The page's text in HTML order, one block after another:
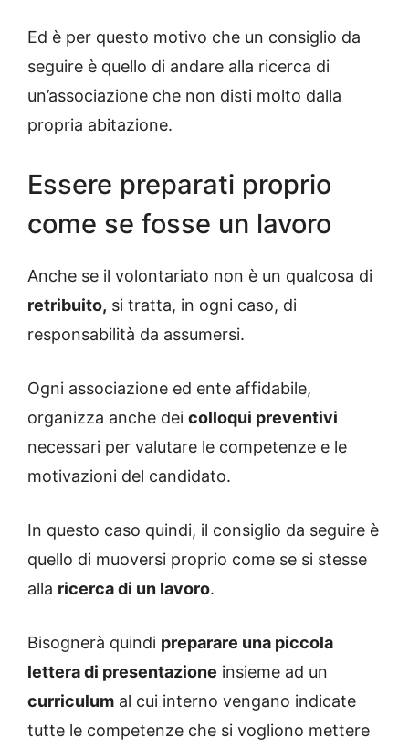
Ed è per questo motivo che un consiglio da
seguire è quello di andare alla ricerca di
un’associazione che non disti molto dalla
propria abitazione.
Essere preparati proprio
come se fosse un lavoro
Anche se il volontariato non è un qualcosa di
retribuito, si tratta, in ogni caso, di
responsabilità da assumersi.
Ogni associazione ed ente affidabile,
organizza anche dei colloqui preventivi
necessari per valutare le competenze e le
motivazioni del candidato.
In questo caso quindi, il consiglio da seguire è
quello di muoversi proprio come se si stesse
alla ricerca di un lavoro.
Bisognerà quindi preparare una piccola
lettera di presentazione insieme ad un
curriculum al cui interno vengano indicate
tutte le competenze che si vogliono mettere